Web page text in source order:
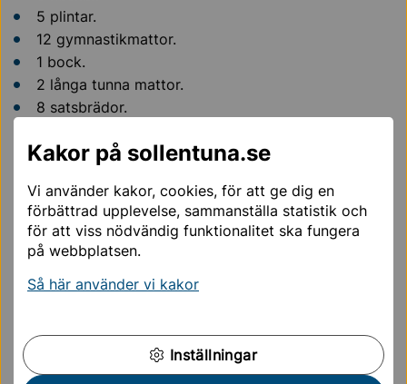
Kakor på sollentuna.se
Vi använder kakor, cookies, för att ge dig en
förbättrad upplevelse, sammanställa statistik och
för att viss nödvändig funktionalitet ska fungera
på webbplatsen.
Så här använder vi kakor
Inställningar
5 plintar.
12 gymnastikmattor.
1 bock.
2 långa tunna mattor.
8 satsbrädor.
4 bomsadlar.
Hitta hit - karta
Töjnahallen
Adress